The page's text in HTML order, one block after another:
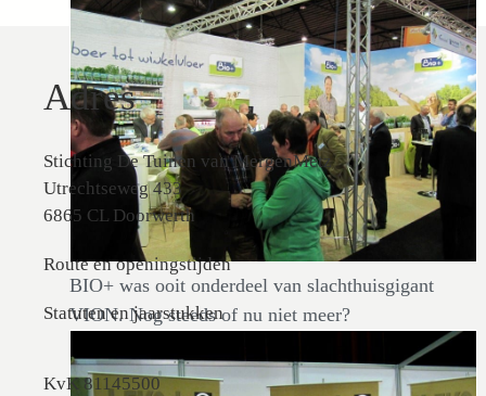
BIO+ was ooit onderdeel van slachthuisgigant
VION. Nog steeds of nu niet meer?
Adres
Stichting De Tuinen van MergenMetz
Utrechtseweg 433
6865 CL Doorwerth
Route en openingstijden
Statuten en jaarstukken
KvK 81145500